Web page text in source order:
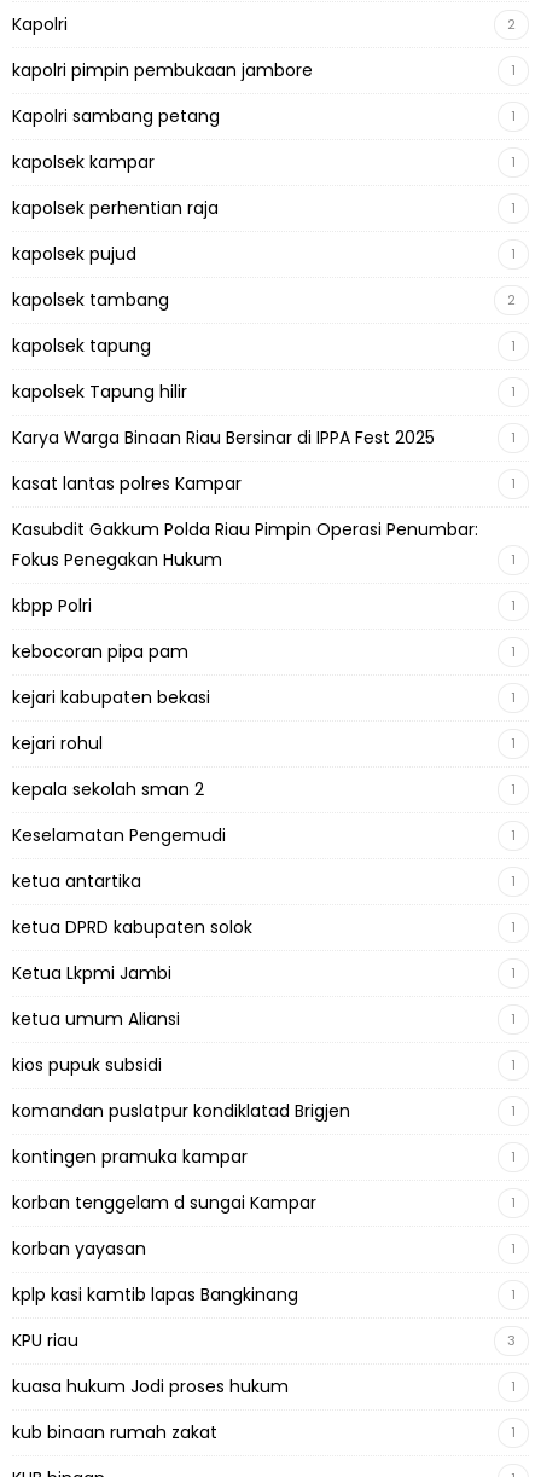
Kapolri 2
kapolri pimpin pembukaan jambore 1
Kapolri sambang petang 1
kapolsek kampar 1
kapolsek perhentian raja 1
kapolsek pujud 1
kapolsek tambang 2
kapolsek tapung 1
kapolsek Tapung hilir 1
Karya Warga Binaan Riau Bersinar di IPPA Fest 2025 1
kasat lantas polres Kampar 1
Kasubdit Gakkum Polda Riau Pimpin Operasi Penumbar:
Fokus Penegakan Hukum
1
kbpp Polri 1
kebocoran pipa pam 1
kejari kabupaten bekasi 1
kejari rohul 1
kepala sekolah sman 2 1
Keselamatan Pengemudi 1
ketua antartika 1
ketua DPRD kabupaten solok 1
Ketua Lkpmi Jambi 1
ketua umum Aliansi 1
kios pupuk subsidi 1
komandan puslatpur kondiklatad Brigjen 1
kontingen pramuka kampar 1
korban tenggelam d sungai Kampar 1
korban yayasan 1
kplp kasi kamtib lapas Bangkinang 1
KPU riau 3
kuasa hukum Jodi proses hukum 1
kub binaan rumah zakat 1